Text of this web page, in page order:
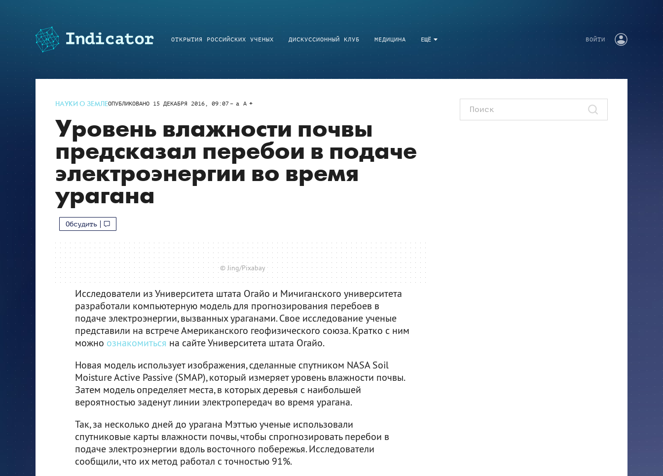
ЕЩЁ
ОТКРЫТИЯ РОССИЙСКИХ УЧЕНЫХ ДИСКУССИОННЫЙ КЛУБ МЕДИЦИНА ВОЙТИ
НАУКИ О ЗЕМЛЕОПУБЛИКОВАНО 15 ДЕКАБРЯ 2016, 09:07 a A
Уровень влажности почвы
предсказал перебои в подаче
электроэнергии во время
урагана
Обсудить
© Jing/Pixabay
Исследователи из Университета штата Огайо и Мичиганского университета
разработали компьютерную модель для прогнозирования перебоев в
подаче электроэнергии, вызванных ураганами. Свое исследование ученые
представили на встрече Американского геофизического союза. Кратко с ним
можно ознакомиться на сайте Университета штата Огайо.
Новая модель использует изображения, сделанные спутником NASA Soil
Moisture Active Passive (SMAP), который измеряет уровень влажности почвы.
Затем модель определяет места, в которых деревья с наибольшей
вероятностью заденут линии электропередач во время урагана.
Так, за несколько дней до урагана Мэттью ученые использовали
спутниковые карты влажности почвы, чтобы спрогнозировать перебои в
подаче электроэнергии вдоль восточного побережья. Исследователи
сообщили, что их метод работал с точностью 91%.